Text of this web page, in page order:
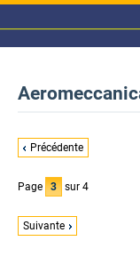
Précédente
Page 3 sur 4
Suivante